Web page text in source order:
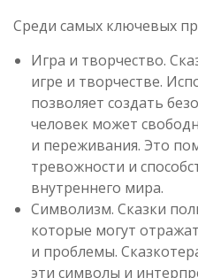
Среди самых ключевых
Игра и творчество.
игре и творчестве.
позволяет создать
человек может
и переживания. Это
тревожности и
внутреннего мира.
Символизм. Сказки
которые могут
и проблемы.
эти символы и